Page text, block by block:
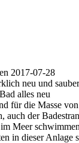
2017-07-28
neu und
alles neu
für die Masse
auch der
Meer
in dieser Anlage